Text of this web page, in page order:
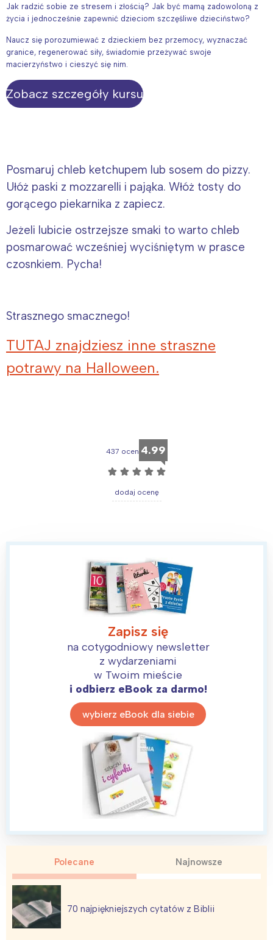
Jak radzić sobie ze stresem i złością? Jak być mamą zadowoloną z
życia i jednocześnie zapewnić dzieciom szczęśliwe dzieciństwo?
Naucz się porozumiewać z dzieckiem bez przemocy, wyznaczać
granice, regenerować siły, świadomie przeżywać swoje
macierzyństwo i cieszyć się nim.
Zobacz szczegóły kursu
Posmaruj chleb ketchupem lub sosem do pizzy.
Ułóż paski z mozzarelli i pająka. Włóż tosty do
gorącego piekarnika z zapiecz.
Jeżeli lubicie ostrzejsze smaki to warto chleb
posmarować wcześniej wyciśniętym w prasce
czosnkiem. Pycha!
Strasznego smacznego!
TUTAJ znajdziesz inne straszne
potrawy na Halloween.
437 ocen 4.99
☆ ☆ ☆ ☆ ☆
dodaj ocenę
Zapisz się
na cotygodniowy newsletter
z wydarzeniami
w Twoim mieście
i odbierz eBook za darmo!
wybierz eBook dla siebie
Polecane Najnowsze
70 najpiękniejszych cytatów z Biblii
Interesują mnie wydarzenia z
Warszawa